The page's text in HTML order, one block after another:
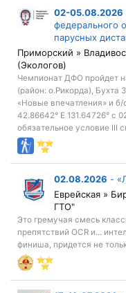
02-05.08.2026
федерального
парусных
Приморский »
(Экологов)
Чемпионат ДФО пройдет
(район: о.Рикорда), Бухта
«Новые впечатления» и
42.86642° Е 131.64726° с
обязательное условие III
02.08.2026 -
Еврейская »
ГТО"
Это гремучая смесь
препятствий OCR и...
финиша, придется не